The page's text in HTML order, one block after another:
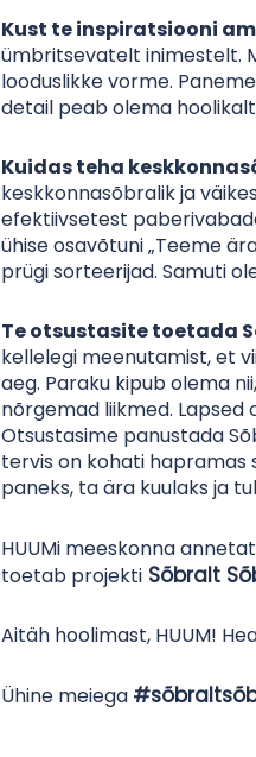
Kust te inspiratsiooni
ümbritsevatelt inimestelt.
looduslikke vorme.
detail peab olema
Kuidas teha
keskkonnasõbralik ja
efektiivsetest
ühise osavõtuni „Teeme
prügi sorteerijad. Samuti
Te otsustasite toetada
kellelegi meenutamist, et
aeg. Paraku kipub olema
nõrgemad liikmed.
Otsustasime panustada
tervis on kohati hapramas
paneks, ta ära kuulaks ja
HUUMi meeskonna
toetab projekti Sõbralt
Aitäh hoolimast, HUUM!
Ühine meiega